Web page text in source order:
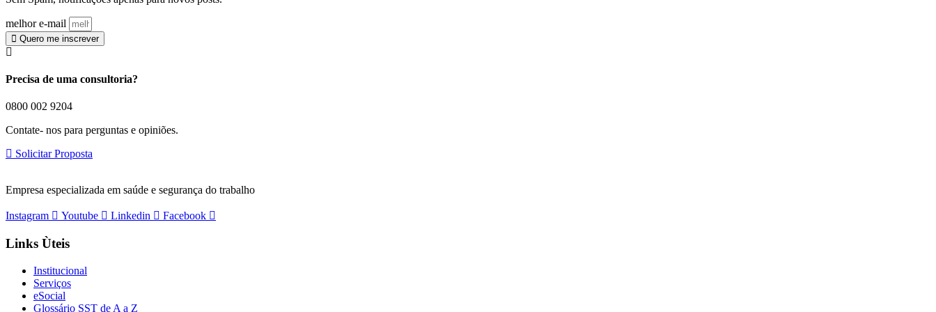
melhor e-mail
Quero me inscrever
Precisa de uma consultoria?
0800 002 9204
Contate- nos para perguntas e opiniões.
Solicitar Proposta
Empresa especializada em saúde e segurança do trabalho
Instagram Youtube Linkedin Facebook
Links Ùteis
Institucional
Serviços
eSocial
Glossário SST de A a Z